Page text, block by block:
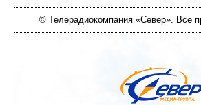
© Телерадиокомпания «Север». Все